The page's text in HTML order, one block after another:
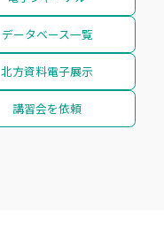
データベース一覧
北方資料電子展示
講習会を依頼